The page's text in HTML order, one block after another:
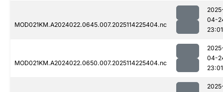
MOD021KM.A2024022.0645.007.2025114225404.nc
04-
23:01
MOD021KM.A2024022.0650.007.2025114225404.nc
04-
23:01